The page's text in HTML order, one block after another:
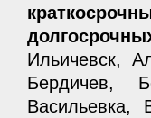
Ильичевск,
Бердичев,
Васильевка,